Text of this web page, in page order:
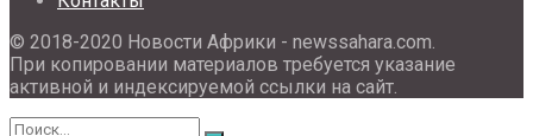
© 2018-2020 Новости Африки - newssahara.com.
При копировании материалов требуется указание
активной и индексируемой ссылки на сайт.